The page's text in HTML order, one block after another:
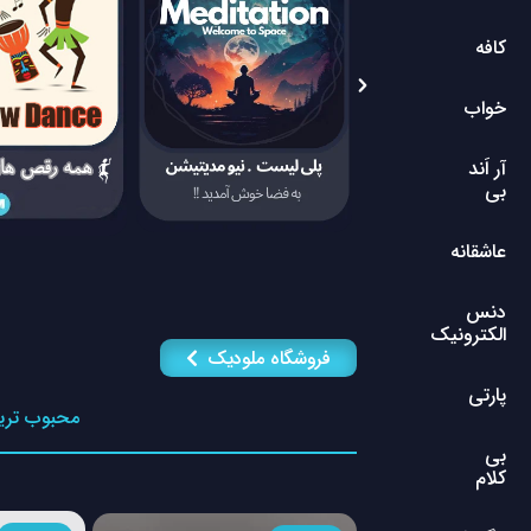
کافه
خواب
آر اَند
بی
عاشقانه
دنس
الکترونیک
پارتی
بی
کلام
فروشگاه ملودیک
محبوب